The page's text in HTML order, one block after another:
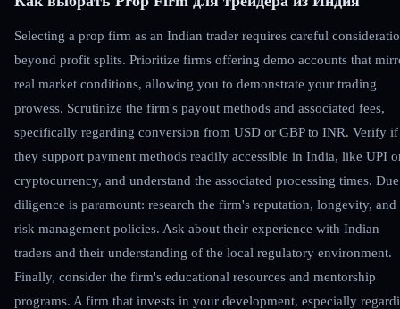
Selecting a prop firm as an Indian trader requires careful
beyond profit splits. Prioritize firms offering demo accounts that
real market conditions, allowing you to demonstrate your trading
prowess. Scrutinize the firm's payout methods and associated fees,
specifically regarding conversion from USD or GBP to INR. Verify if
they support payment methods readily accessible in India, like UPI
cryptocurrency, and understand the associated processing times. Due
diligence is paramount: research the firm's reputation, longevity, and
risk management policies. Ask about their experience with Indian
traders and their understanding of the local regulatory environment.
Finally, consider the firm's educational resources and mentorship
programs. A firm that invests in your development, especially